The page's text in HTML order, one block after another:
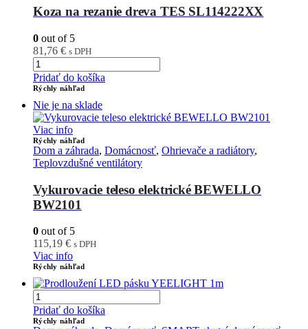
Koza na rezanie dreva TES SL114222XX
0 out of 5
81,76 € s DPH
Pridať do košíka
Rýchly náhľad
Nie je na sklade
Viac info
Rýchly náhľad
Dom a záhrada, Domácnosť, Ohrievače a radiátory,
Teplovzdušné ventilátory
Vykurovacie teleso elektrické BEWELLO
BW2101
0 out of 5
115,19 € s DPH
Viac info
Rýchly náhľad
Pridať do košíka
Rýchly náhľad